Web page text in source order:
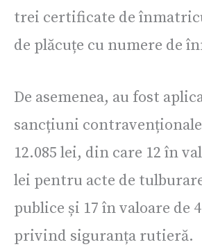
trei certificate de
de plăcuțe cu numere de
De asemenea, au fost
sancțiuni
12.085 lei, din care 12 în
lei pentru acte de
publice și 17 în valoare de
privind siguranța rutieră.